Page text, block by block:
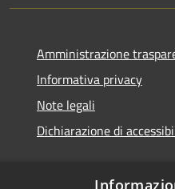
Amministrazione
Informativa privacy
Note legali
Dichiarazione di